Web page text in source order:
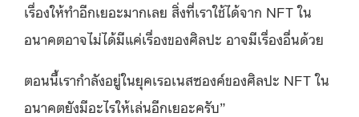
เรื่องให้ทำอีกเยอะมากเลย สิ่งที่เราใช้ได้จาก NFT ใน
อนาคตอาจไม่ได้มีแค่เรื่องของศิลปะ อาจมีเรื่องอื่นด้วย
ตอนนี้เรากำลังอยู่ในยุคเรอเนสซองค์ของศิลปะ NFT ใน
อนาคตยังมีอะไรให้เล่นอีกเยอะครับ”